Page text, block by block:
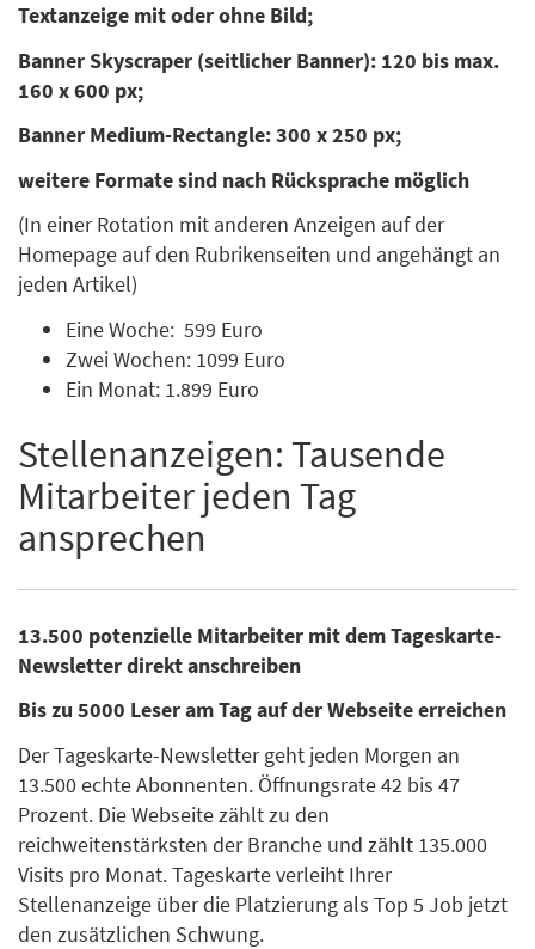
Textanzeige mit oder ohne Bild;
Banner Skyscraper (seitlicher Banner): 120 bis max.
160 x 600 px;
Banner Medium-Rectangle: 300 x 250 px;
weitere Formate sind nach Rücksprache möglich
(In einer Rotation mit anderen Anzeigen auf der
Homepage auf den Rubrikenseiten und angehängt an
jeden Artikel)
Eine Woche: 599 Euro
Zwei Wochen: 1099 Euro
Ein Monat: 1.899 Euro
Stellenanzeigen: Tausende
Mitarbeiter jeden Tag
ansprechen
13.500 potenzielle Mitarbeiter mit dem Tageskarte-
Newsletter direkt anschreiben
Bis zu 5000 Leser am Tag auf der Webseite erreichen
Der Tageskarte-Newsletter geht jeden Morgen an
13.500 echte Abonnenten. Öffnungsrate 42 bis 47
Prozent. Die Webseite zählt zu den
reichweitenstärksten der Branche und zählt 135.000
Visits pro Monat. Tageskarte verleiht Ihrer
Stellenanzeige über die Platzierung als Top 5 Job jetzt
den zusätzlichen Schwung.